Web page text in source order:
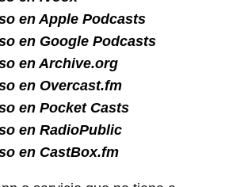
en Apple Podcasts
en Google Podcasts
en Archive.org
en Overcast.fm
en Pocket Casts
en RadioPublic
en CastBox.fm